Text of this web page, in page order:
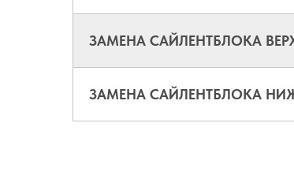
ЗАМЕНА САЙЛЕНТБЛОКА
ЗАМЕНА САЙЛЕНТБЛОКА